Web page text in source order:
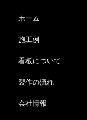
ホーム
施工例
看板について
製作の流れ
会社情報